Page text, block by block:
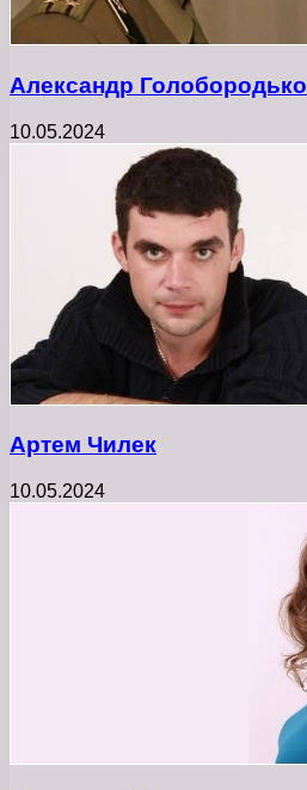
Александр Голобородько
10.05.2024
Артем Чилек
10.05.2024